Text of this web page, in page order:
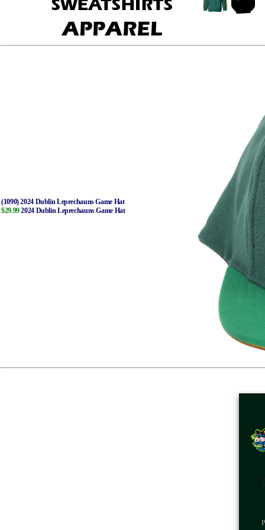
(1090) 2024 Dublin Leprechauns Game Hat
$29.992024 Dublin Leprechauns Game Hat